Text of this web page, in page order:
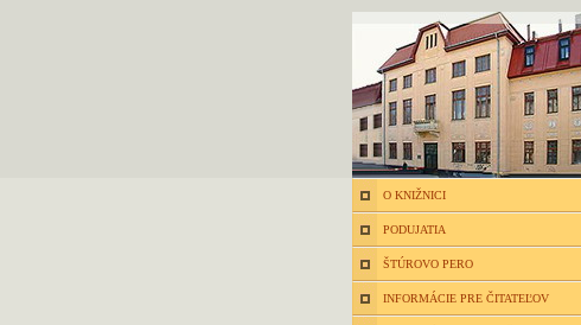
O KNIŽNICI
PODUJATIA
ŠTÚROVO PERO
INFORMÁCIE PRE ČITATEĽOV